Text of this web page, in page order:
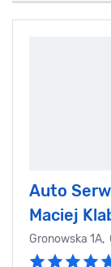
Auto
Maciej
Gronowska 1A,